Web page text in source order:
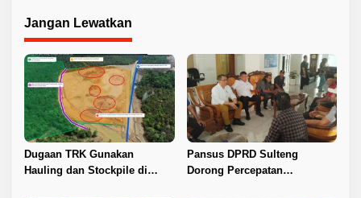
g
a
s
i
p
o
s
Jangan Lewatkan
Dugaan TRK Gunakan
Hauling dan Stockpile di
Pansus DPRD Sulteng
Dorong Percepatan